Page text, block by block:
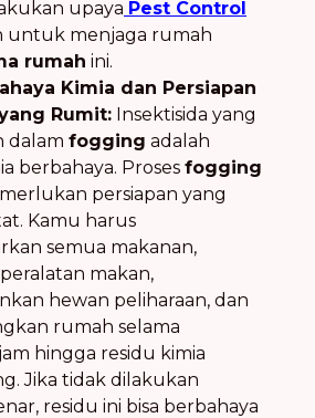
upaya Pest Control
untuk menjaga rumah
rumah ini.
Kimia dan Persiapan
Rumit: Insektisida yang
dalam fogging adalah
berbahaya. Proses fogging
persiapan yang
Kamu harus
semua makanan,
makan,
hewan peliharaan, dan
rumah selama
hingga residu kimia
Jika tidak dilakukan
residu ini bisa berbahaya